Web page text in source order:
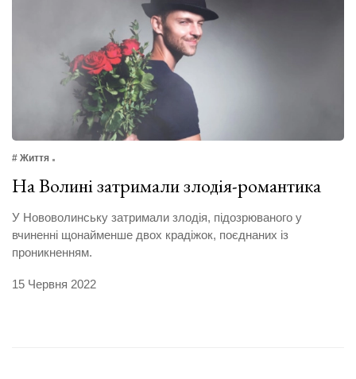
# Життя
На Волині затримали злодія-романтика
У Нововолинську затримали злодія, підозрюваного у
вчиненні щонайменше двох крадіжок, поєднаних із
проникненням.
15 Червня 2022